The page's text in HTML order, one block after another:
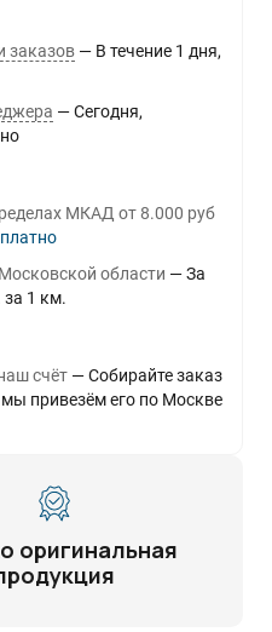
заказов В течение 1 дня
Сегодня
МКАД от 8.000 руб
области
За
1 км.
счёт
Собирайте заказ
мы привезём его по Москве
оригинальная